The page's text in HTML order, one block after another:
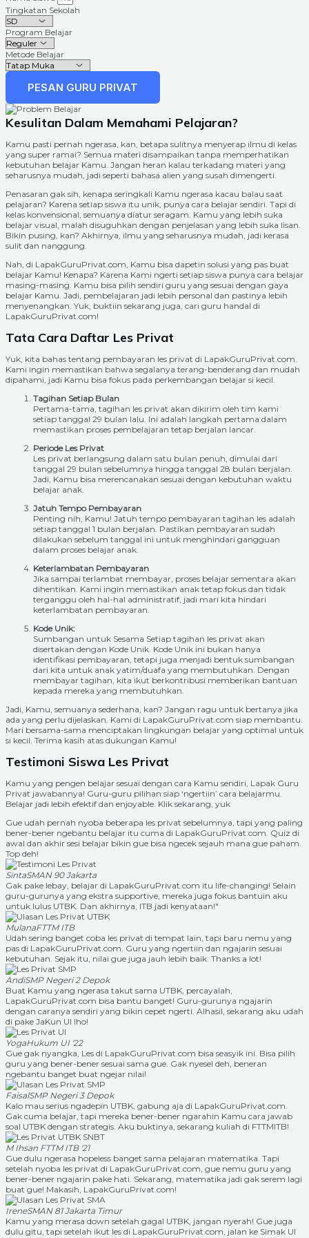
Tingkatan Sekolah
Program Belajar
Metode Belajar
PESAN GURU PRIVAT
Kesulitan Dalam Memahami Pelajaran?
Kamu pasti pernah ngerasa, kan, betapa sulitnya menyerap ilmu di kelas
yang super ramai? Semua materi disampaikan tanpa memperhatikan
kebutuhan belajar Kamu. Jangan heran kalau terkadang materi yang
seharusnya mudah, jadi seperti bahasa alien yang susah dimengerti.
Penasaran gak sih, kenapa seringkali Kamu ngerasa kacau balau saat
pelajaran? Karena setiap siswa itu unik, punya cara belajar sendiri. Tapi di
kelas konvensional, semuanya diatur seragam. Kamu yang lebih suka
belajar visual, malah disuguhkan dengan penjelasan yang lebih suka lisan.
Bikin pusing, kan? Akhirnya, ilmu yang seharusnya mudah, jadi kerasa
sulit dan nanggung.
Nah, di LapakGuruPrivat.com, Kamu bisa dapetin solusi yang pas buat
belajar Kamu! Kenapa? Karena Kami ngerti setiap siswa punya cara belajar
masing-masing. Kamu bisa pilih sendiri guru yang sesuai dengan gaya
belajar Kamu. Jadi, pembelajaran jadi lebih personal dan pastinya lebih
menyenangkan. Yuk, buktiin sekarang juga, cari guru handal di
LapakGuruPrivat.com!
Tata Cara Daftar Les Privat
Yuk, kita bahas tentang pembayaran les privat di LapakGuruPrivat.com.
Kami ingin memastikan bahwa segalanya terang-benderang dan mudah
dipahami, jadi Kamu bisa fokus pada perkembangan belajar si kecil.
Tagihan Setiap Bulan
Pertama-tama, tagihan les privat akan dikirim oleh tim kami
setiap tanggal 29 bulan lalu. Ini adalah langkah pertama dalam
memastikan proses pembelajaran tetap berjalan lancar.
Periode Les Privat
Les privat berlangsung dalam satu bulan penuh, dimulai dari
tanggal 29 bulan sebelumnya hingga tanggal 28 bulan berjalan.
Jadi, Kamu bisa merencanakan sesuai dengan kebutuhan waktu
belajar anak.
Jatuh Tempo Pembayaran
Penting nih, Kamu! Jatuh tempo pembayaran tagihan les adalah
setiap tanggal 1 bulan berjalan. Pastikan pembayaran sudah
dilakukan sebelum tanggal ini untuk menghindari gangguan
dalam proses belajar anak.
Keterlambatan Pembayaran
Jika sampai terlambat membayar, proses belajar sementara akan
dihentikan. Kami ingin memastikan anak tetap fokus dan tidak
terganggu oleh hal-hal administratif, jadi mari kita hindari
keterlambatan pembayaran.
Kode Unik:
Sumbangan untuk Sesama Setiap tagihan les privat akan
disertakan dengan Kode Unik. Kode Unik ini bukan hanya
identifikasi pembayaran, tetapi juga menjadi bentuk sumbangan
dari kita untuk anak yatim/duafa yang membutuhkan. Dengan
membayar tagihan, kita ikut berkontribusi memberikan bantuan
kepada mereka yang membutuhkan.
Jadi, Kamu, semuanya sederhana, kan? Jangan ragu untuk bertanya jika
ada yang perlu dijelaskan. Kami di LapakGuruPrivat.com siap membantu.
Mari bersama-sama menciptakan lingkungan belajar yang optimal untuk
si kecil. Terima kasih atas dukungan Kamu!
Testimoni Siswa Les Privat
Kamu yang pengen belajar sesuai dengan cara Kamu sendiri, Lapak Guru
Privat jawabannya! Guru-guru pilihan siap ‘ngertiin’ cara belajarmu.
Belajar jadi lebih efektif dan enjoyable. Klik sekarang, yuk
Gue udah pernah nyoba beberapa les privat sebelumnya, tapi yang paling
bener-bener ngebantu belajar itu cuma di LapakGuruPrivat.com. Quiz di
awal dan akhir sesi belajar bikin gue bisa ngecek sejauh mana gue paham.
Top deh!
SintaSMAN 90 Jakarta
Gak pake lebay, belajar di LapakGuruPrivat.com itu life-changing! Selain
guru-gurunya yang ekstra supportive, mereka juga fokus bantuin aku
untuk lulus UTBK. Dan akhirnya, ITB jadi kenyataan!"
MulanaFTTM ITB
Udah sering banget coba les privat di tempat lain, tapi baru nemu yang
pas di LapakGuruPrivat.com. Guru yang ngertiin dan ngajarin sesuai
kebutuhan. Sejak itu, nilai gue juga jauh lebih baik. Thanks a lot!
AndiSMP Negeri 2 Depok
Buat Kamu yang ngerasa takut sama UTBK, percayalah,
LapakGuruPrivat.com bisa bantu banget! Guru-gurunya ngajarin
dengan caranya sendiri yang bikin cepet ngerti. Alhasil, sekarang aku udah
di pake JaKun UI lho!
YogaHukum UI '22
Gue gak nyangka, Les di LapakGuruPrivat.com bisa seasyik ini. Bisa pilih
guru yang bener-bener sesuai sama gue. Gak nyesel deh, beneran
ngebantu banget buat ngejar nilai!
FaisalSMP Negeri 3 Depok
Kalo mau serius ngadepin UTBK, gabung aja di LapakGuruPrivat.com.
Gak cuma belajar, tapi mereka bener-bener ngarahin Kamu cara jawab
soal UTBK dengan strategis. Aku buktinya, sekarang kuliah di FTTMITB!
M Ihsan FTTM ITB '21
Gue dulu ngerasa hopeless banget sama pelajaran matematika. Tapi
setelah nyoba les privat di LapakGuruPrivat.com, gue nemu guru yang
bener-bener ngajarin pake hati. Sekarang, matematika jadi gak serem lagi
buat gue! Makasih, LapakGuruPrivat.com!
IreneSMAN 81 Jakarta Timur
Kamu yang merasa down setelah gagal UTBK, jangan nyerah! Gue juga
dulu gitu, tapi setelah ikut les di LapakGuruPrivat.com, jalan ke Simak UI